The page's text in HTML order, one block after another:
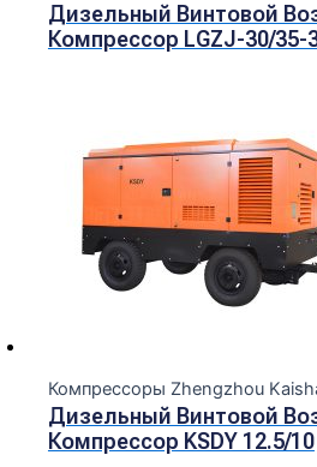
Дизельный Винтовой
Компрессор LGZJ-30/35-
Компрессоры Zhengzhou
Дизельный Винтовой
Компрессор KSDY 12.5/10